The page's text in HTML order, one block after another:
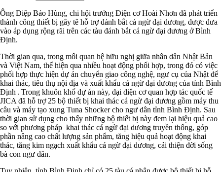
Ông Diệp Bảo Hùng, chi hội trưởng Điện cơ Hoài Nhơn đã phát triển
thành công thiết bị gây tê hỗ trợ đánh bắt cá ngừ đại dương, được đưa
vào áp dụng rộng rãi trên các tàu đánh bắt cá ngừ đại dương ở Bình
Định.
Thời gian qua, trong mối quan hệ hữu nghị giữa nhân dân Nhật Bản
và Việt Nam, thể hiện qua nhiều hoạt động phối hợp, trong đó có việc
phối hợp thực hiện dự án chuyển giao công nghệ, ngư cụ của Nhật để
khai thác, tiêu thụ nội địa và xuất khẩu cá ngừ đại dương của tỉnh Bình
Định . Trong khuôn khổ dự án này, đại diện cơ quan hợp tác quốc tế
JICA đã hỗ trợ 25 bộ thiết bị khai thác cá ngừ đại dương gồm máy thu
câu và máy tạo xung Tuna Shocker cho ngư dân tỉnh Bình Định. Sau
thời gian sử dụng cho thấy những bộ thiết bị này đem lại hiệu quả cao
so với phương pháp khai thác cá ngừ đại dương truyền thống, góp
phần nâng cao chất lượng sản phẩm, tăng hiệu quả hoạt động khai
thác, tăng kim ngạch xuất khẩu cá ngừ đại dương, cải thiện đời sống
bà con ngư dân.